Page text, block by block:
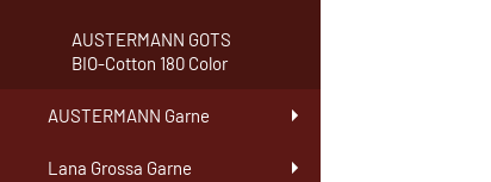
AUSTERMANN GOTS
BIO-Cotton 180 Color
AUSTERMANN Garne
Lana Grossa Garne